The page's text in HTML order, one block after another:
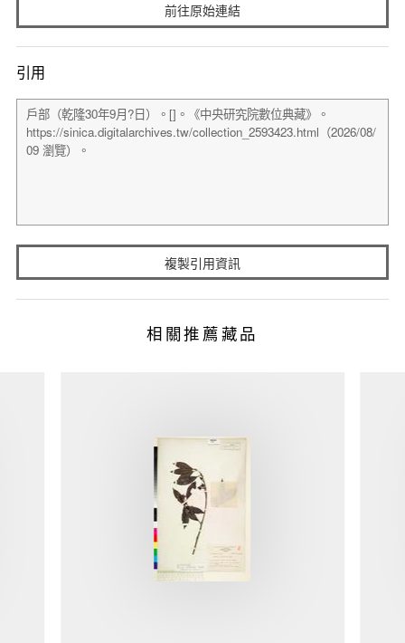
前往原始連結
引用
複製引用資訊
相關推薦藏品